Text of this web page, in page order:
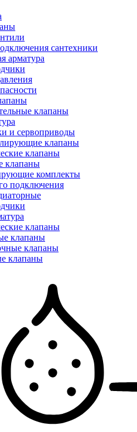
сантехники
арматура
клапаны
и сервоприводы
клапаны
клапаны
клапаны
комплекты
подключения
клапаны
клапаны
клапаны
клапаны